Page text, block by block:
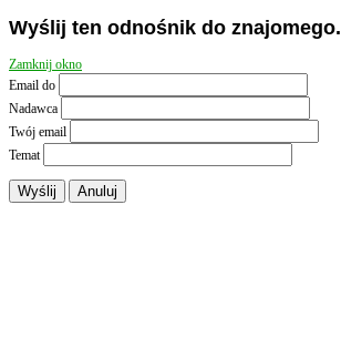
Wyślij ten odnośnik do znajomego.
Zamknij okno
Email do
Nadawca
Twój email
Temat
Wyślij Anuluj